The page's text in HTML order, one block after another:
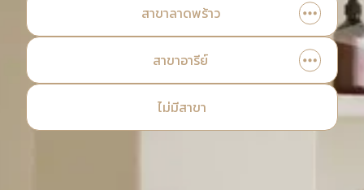
สาขาลาดพร้าว
สาขาอารีย์
ไม่มีสาขา